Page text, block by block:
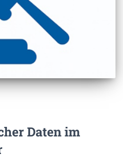
Daten im